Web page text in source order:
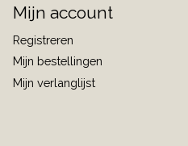
Mijn account
Registreren
Mijn bestellingen
Mijn verlanglijst